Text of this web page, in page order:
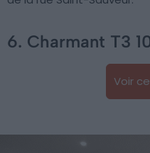
6. Charmant T3
Voir